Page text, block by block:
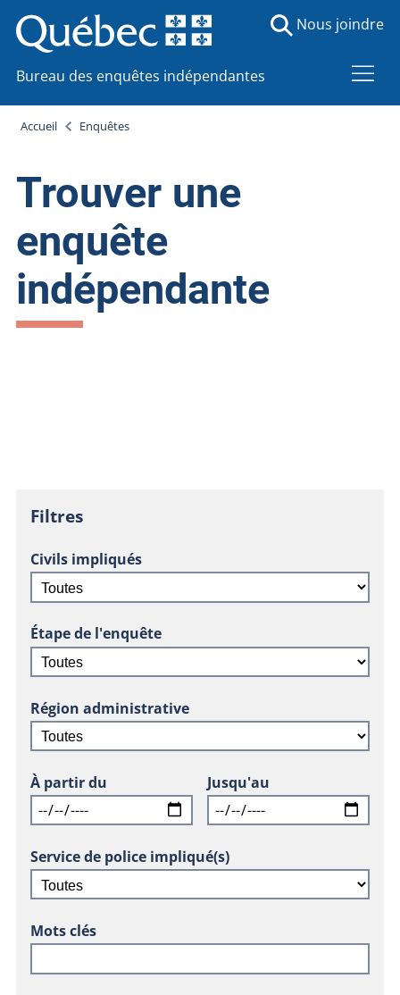
Bureau des enquêtes indépendantes
Nous joindre
Accueil Enquêtes
Trouver une
enquête
indépendante
Filtres
Civils impliqués
Étape de l'enquête
Région administrative
À partir du Jusqu'au
Service de police impliqué(s)
Mots clés